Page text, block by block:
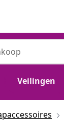
Veilingen